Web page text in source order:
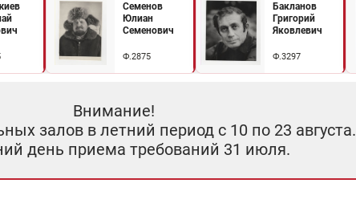
Семенов
Юлиан
Семенович
Ф.2875
Бакланов
Григорий
Яковлевич
Ф.3297
Внимание!
залов в летний период с 10 по 23 августа.
день приема требований 31 июля.